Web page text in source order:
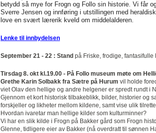
betydd så mye for Frogn og Follo sin historie. Vi får
Sverre Jensen og innføring i utstillingen med
love en svært lærerik kveld om middelalderen.
Lenke til innbydelsen
September 21 - 22 : Stand på Friske, frodige, fantasifulle
Tirsdag 8. okt kl.19.00 - På Follo museum møte om
Grethe Karin Solbakk fra Sætre på Hurum vil holde
viet Olav den hellige og andre helgener er spredt rundt i
Gjennom et kort historisk tilbakeblikk, bilder, historier og
forskjeller og likheter mellom kildene, samt vise ulik
Hvordan ivaretar man hellige kilder som kulturminner?
Vi har en slik kilde i Frogn på Bakker gård som Frogn
Glenne, tidligere eier av Bakker (nå overdratt til sønnen